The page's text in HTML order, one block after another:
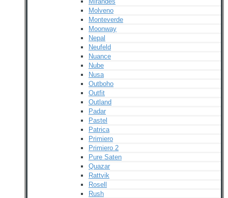
Molveno
Monteverde
Moonway
Nepal
Neufeld
Nuance
Nube
Nusa
Outboho
Outfit
Outland
Padar
Pastel
Patrica
Primiero
Primiero 2
Pure Saten
Quazar
Rattvik
Rosell
Rush